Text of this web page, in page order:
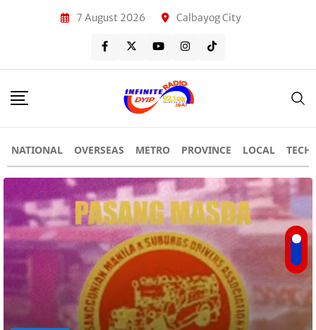
7 August 2026 Calbayog City
NATIONAL OVERSEAS METRO PROVINCE LOCAL TECH